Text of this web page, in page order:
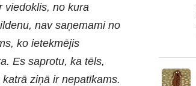
viedoklis, no kura
nav saņemami no
ko ietekmējis
Es saprotu, ka tēls,
ziņā ir nepatīkams.